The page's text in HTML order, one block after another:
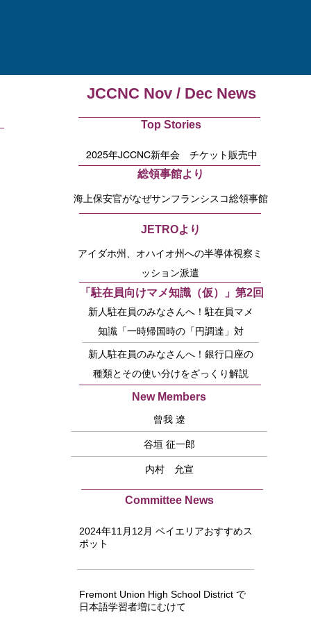
JCCNC Nov / Dec News
Top Stories
2025年JCCNC新年会 チケット販売中
JETROより
アイダホ州、オハイオ州への半導体視察ミ
ッション派遣
「駐在員向けマメ知識（仮）」第2回
新人駐在員のみなさんへ！駐在員マメ
知識「一時帰国時の「円調達」対
策！」
新人駐在員のみなさんへ！銀行口座の
種類とその使い分けをざっくり解説
New Members
曾我 遼
谷垣 征一郎
内村 允宣
Committee News
2024年11月12月 ベイエリアおすすめス
ポット
Fremont Union High School District で
日本語学習者増にむけて
総領事館より
海上保安官がなぜサンフランシスコ総領事館